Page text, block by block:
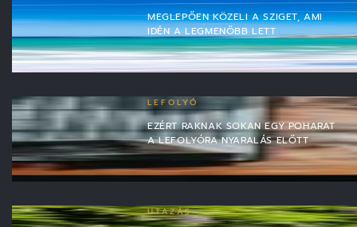
MEGLEPŐEN KÖZELI A SZIGET, AMI
IDÉN A LEGMENŐBB LETT
LEFOLYÓ
EZÉRT RAKNAK SOKAN EGY POHARAT
A LEFOLYÓRA NYARALÁS ELŐTT
UTAZÁS